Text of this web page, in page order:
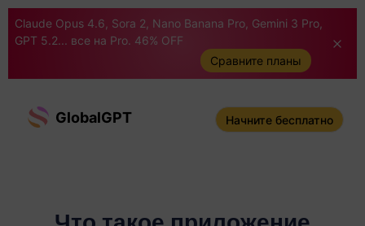
Claude Opus 4.6, Sora 2, Nano Banana Pro, Gemini 3 Pro,
GPT 5.2... все на Pro. 46% OFF
Сравните планы
GlobalGPT Начните бесплатно